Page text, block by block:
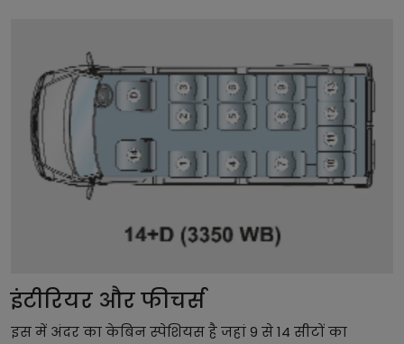
इंटीरियर और फीचर्स
इस में अंदर का केबिन स्पेशियस है जहां 9 से 14 सीटों का